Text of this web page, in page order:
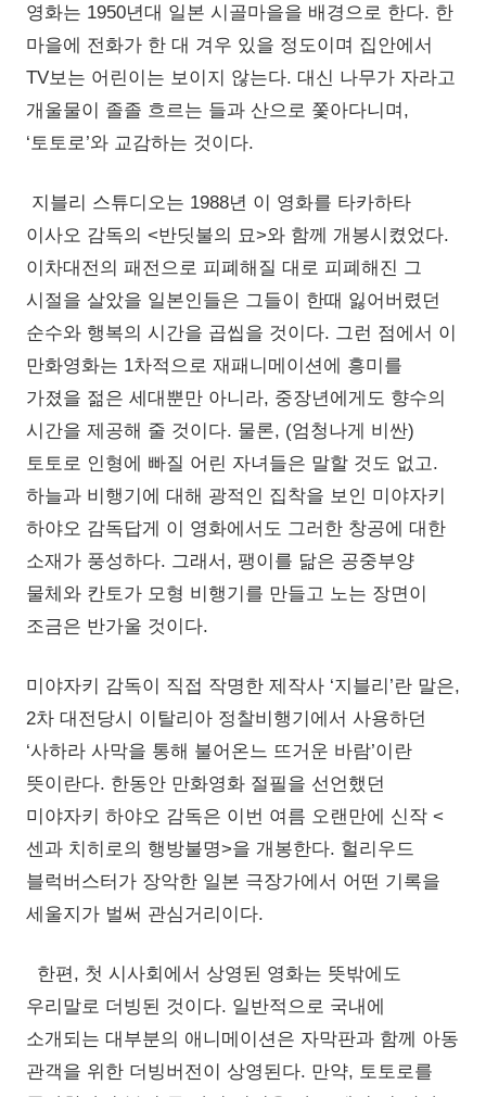
영화는 1950년대 일본 시골마을을 배경으로 한다. 한
마을에 전화가 한 대 겨우 있을 정도이며 집안에서
TV보는 어린이는 보이지 않는다. 대신 나무가 자라고
개울물이 졸졸 흐르는 들과 산으로 쫓아다니며,
‘토토로’와 교감하는 것이다.
지블리 스튜디오는 1988년 이 영화를 타카하타
이사오 감독의 <반딧불의 묘>와 함께 개봉시켰었다.
이차대전의 패전으로 피폐해질 대로 피폐해진 그
시절을 살았을 일본인들은 그들이 한때 잃어버렸던
순수와 행복의 시간을 곱씹을 것이다. 그런 점에서 이
만화영화는 1차적으로 재패니메이션에 흥미를
가졌을 젊은 세대뿐만 아니라, 중장년에게도 향수의
시간을 제공해 줄 것이다. 물론, (엄청나게 비싼)
토토로 인형에 빠질 어린 자녀들은 말할 것도 없고.
하늘과 비행기에 대해 광적인 집착을 보인 미야자키
하야오 감독답게 이 영화에서도 그러한 창공에 대한
소재가 풍성하다. 그래서, 팽이를 닮은 공중부양
물체와 칸토가 모형 비행기를 만들고 노는 장면이
조금은 반가울 것이다.
미야자키 감독이 직접 작명한 제작사 ‘지블리’란 말은,
2차 대전당시 이탈리아 정찰비행기에서 사용하던
‘사하라 사막을 통해 불어온느 뜨거운 바람’이란
뜻이란다. 한동안 만화영화 절필을 선언했던
미야자키 하야오 감독은 이번 여름 오랜만에 신작 <
센과 치히로의 행방불명>을 개봉한다. 헐리우드
블럭버스터가 장악한 일본 극장가에서 어떤 기록을
세울지가 벌써 관심거리이다.
한편, 첫 시사회에서 상영된 영화는 뜻밖에도
우리말로 더빙된 것이다. 일반적으로 국내에
소개되는 대부분의 애니메이션은 자막판과 함께 아동
관객을 위한 더빙버전이 상영된다. 만약, 토토로를